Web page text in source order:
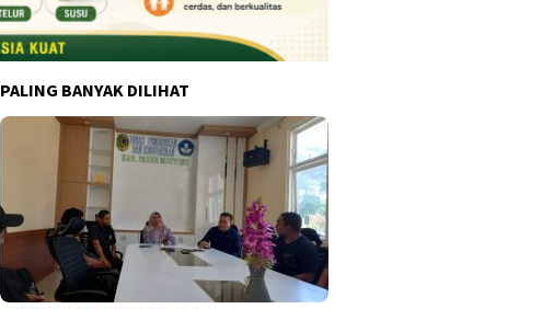
PALING BANYAK DILIHAT